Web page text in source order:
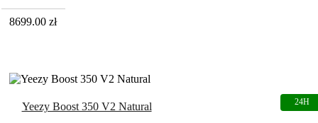
8699.00 zł
Yeezy Boost 350 V2 Natural